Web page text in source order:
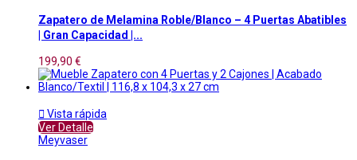
Zapatero de Melamina Roble/Blanco – 4 Puertas Abatibles
| Gran Capacidad |...
199,90 €
 Vista rápida
Ver Detalle
Meyvaser